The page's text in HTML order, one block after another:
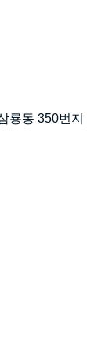
룡동 350번지